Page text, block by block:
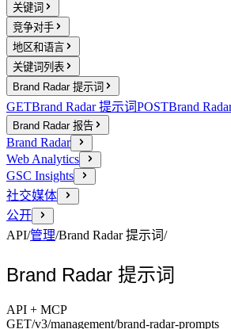
关键词
竞争对手
地区和语言
关键词列表
Brand Radar 提示词
GETBrand Radar 提示词POSTBrand
Brand Radar 报告
Brand Radar
Web Analytics
GSC Insights
社交媒体
公开
API/管理/Brand Radar 提示词/
Brand Radar 提示词
API + MCP
GET/v3/management/brand-radar-prompts